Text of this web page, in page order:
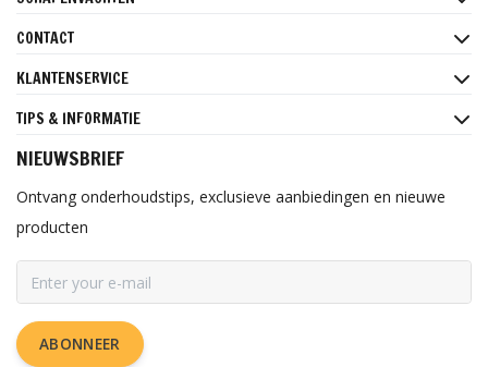
CONTACT
KLANTENSERVICE
TIPS & INFORMATIE
NIEUWSBRIEF
Ontvang onderhoudstips, exclusieve aanbiedingen en nieuwe
producten
ABONNEER